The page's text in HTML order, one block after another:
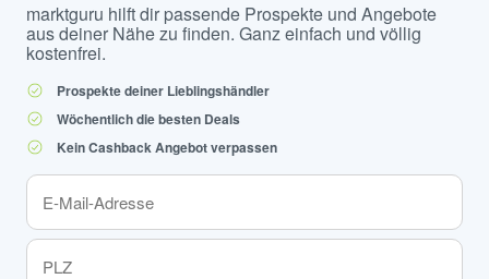
marktguru hilft dir passende Prospekte und Angebote
aus deiner Nähe zu finden. Ganz einfach und völlig
kostenfrei.
Prospekte deiner Lieblingshändler
Wöchentlich die besten Deals
Kein Cashback Angebot verpassen